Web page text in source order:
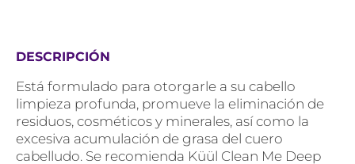
DESCRIPCIÓN
Está formulado para otorgarle a su cabello
limpieza profunda, promueve la eliminación de
residuos, cosméticos y minerales, así como la
excesiva acumulación de grasa del cuero
cabelludo. Se recomienda Küül Clean Me Deep